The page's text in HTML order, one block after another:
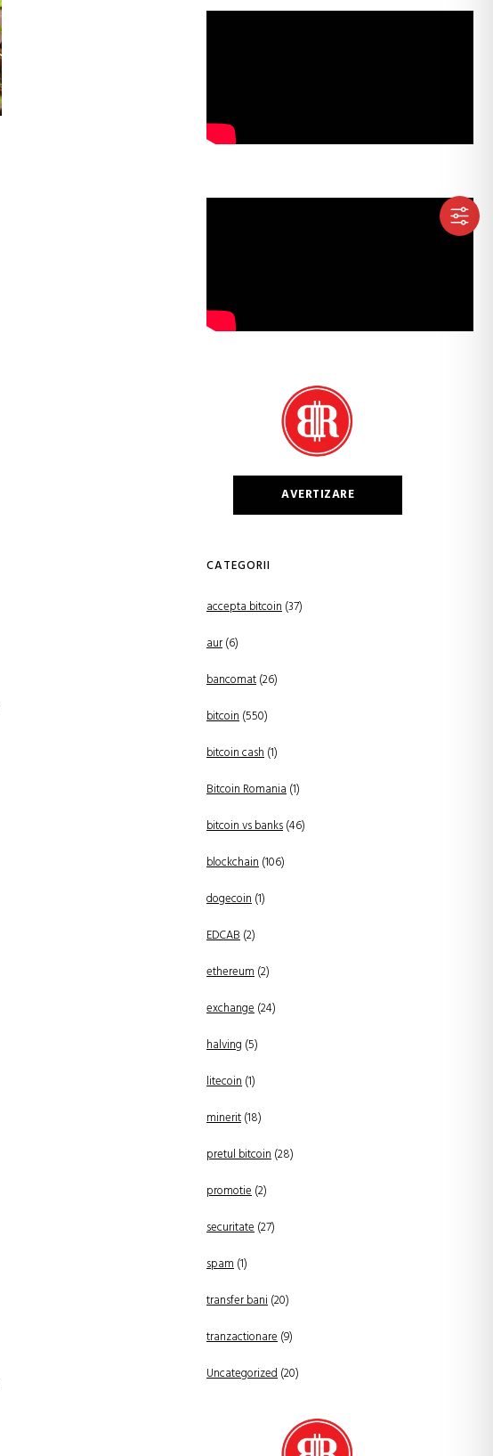
AVERTIZARE
CATEGORII
accepta bitcoin(37)
aur(6)
bancomat(26)
bitcoin(550)
bitcoin cash(1)
Bitcoin Romania(1)
bitcoin vs banks(46)
blockchain(106)
dogecoin(1)
EDCAB(2)
ethereum(2)
exchange(24)
halving (5)
litecoin(1)
minerit(18)
pretul bitcoin(28)
promotie(2)
securitate(27)
spam(1)
transfer bani(20)
tranzactionare(9)
Uncategorized(20)